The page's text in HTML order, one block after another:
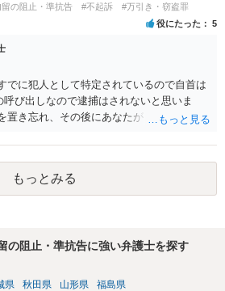
の阻止・準抗告 #不起訴 #万引き・窃盗罪
役にたった 5
でに犯人として特定されているので自首は
び出しなので逮捕はされないと思いま
置き忘れ、その後にあなたがトイレに入
ものと思います。
もっとみる
の阻止・準抗告に強い弁護士を探す
県 秋田県 山形県 福島県